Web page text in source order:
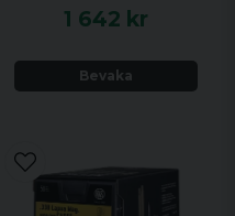
1 642 kr
Bevaka